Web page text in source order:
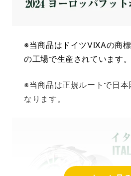
※当商品はドイツVIXAの商
の工場で生産されています。
※当商品は正規ルートで日
なります。